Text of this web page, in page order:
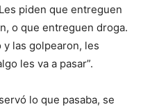
piden que entreguen
o que entreguen droga.
las golpearon, les
les va a pasar”.
lo que pasaba, se